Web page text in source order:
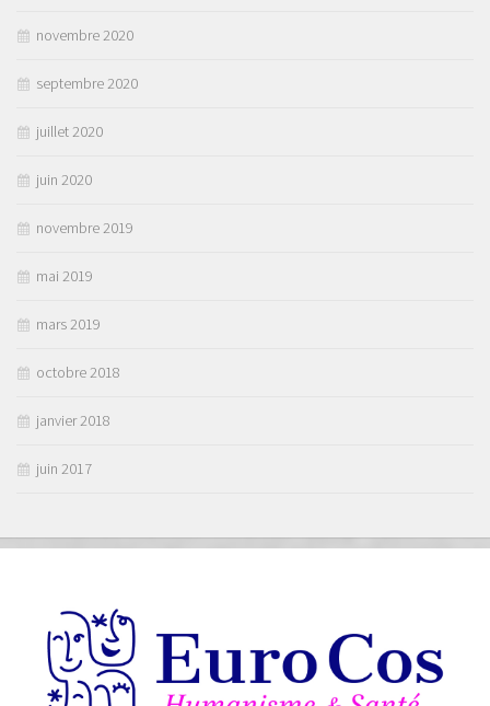
novembre 2020
septembre 2020
juillet 2020
juin 2020
novembre 2019
mai 2019
mars 2019
octobre 2018
janvier 2018
juin 2017